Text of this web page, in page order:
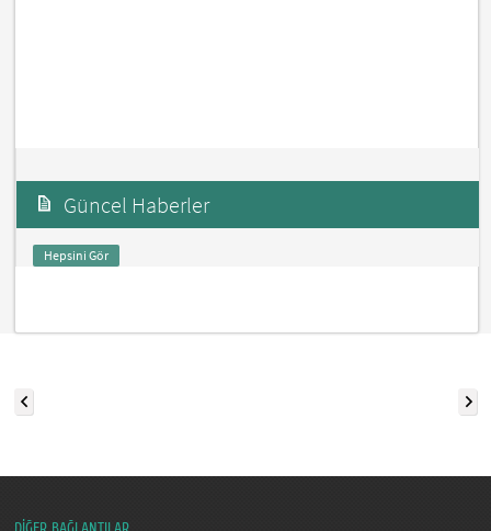
Güncel Haberler
Hepsini Gör